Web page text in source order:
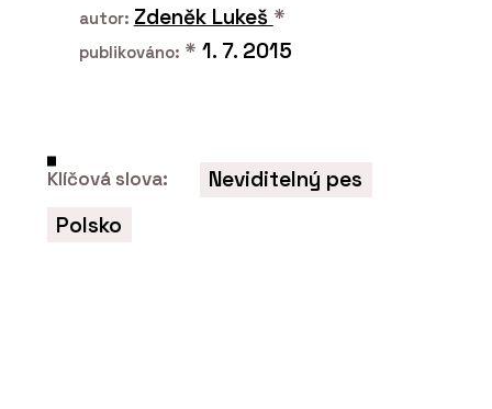
autor: Zdeněk Lukeš *
publikováno: * 1. 7. 2015
Klíčová slova:
Neviditelný pes
Polsko